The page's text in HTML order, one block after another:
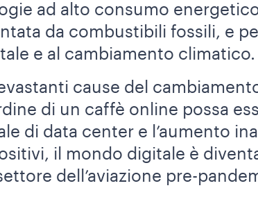
ad alto consumo
da combustibili fossili, e
e al cambiamento climatico.
cause del
di un caffè online possa
di data center e l’aumento
il mondo digitale è
dell’aviazione pre-